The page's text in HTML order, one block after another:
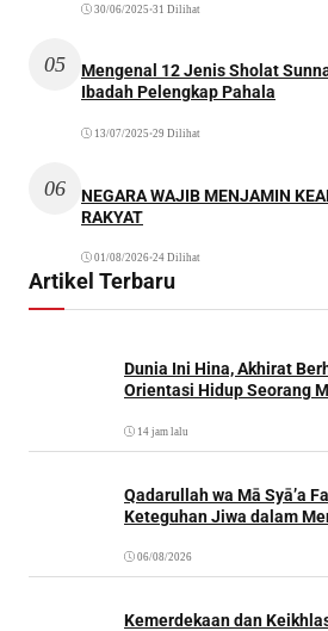
30/06/2025 •31 Dilihat
05
Mengenal 12 Jenis Sholat
Ibadah Pelengkap Pahala
13/07/2025 •29 Dilihat
06
NEGARA WAJIB MENJAMIN
RAKYAT
01/08/2026•24 Dilihat
Artikel Terbaru
Dunia Ini Hina, Akhirat
Orientasi Hidup Seorang
14 jam lalu
Qadarullah wa Mā Syā’a
Keteguhan Jiwa dalam
06/08/2026
Kemerdekaan dan